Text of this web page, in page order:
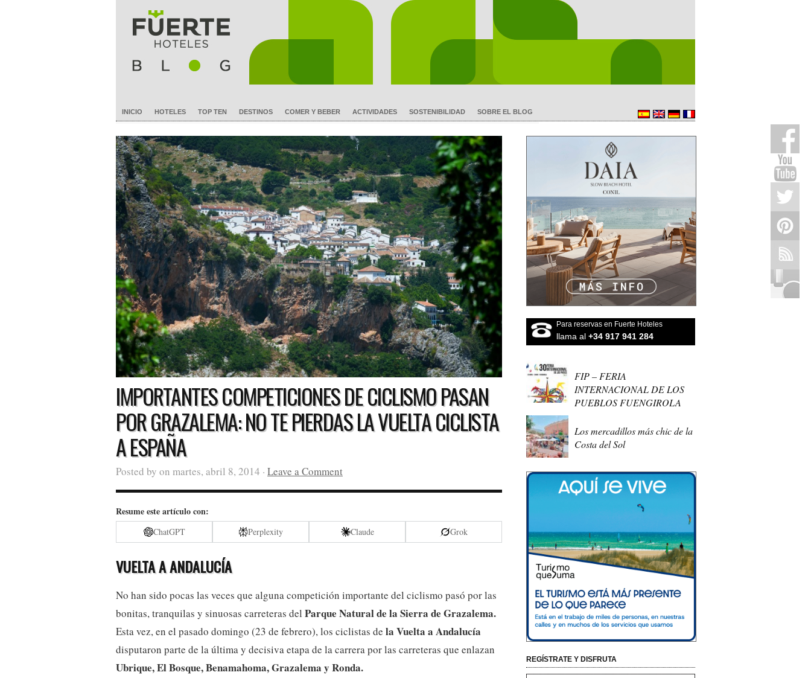
INICIO HOTELES TOP TEN DESTINOS COMER Y BEBER ACTIVIDADES SOSTENIBILIDAD SOBRE EL BLOG
IMPORTANTES COMPETICIONES DE CICLISMO PASAN
POR GRAZALEMA: NO TE PIERDAS LA VUELTA CICLISTA
A ESPAÑA
Posted by on martes, abril 8, 2014 · Leave a Comment
Resume este artículo con:
ChatGPT Perplexity Claude Grok
VUELTA A ANDALUCÍA
No han sido pocas las veces que alguna competición importante del ciclismo pasó por las
bonitas, tranquilas y sinuosas carreteras del Parque Natural de la Sierra de Grazalema.
Esta vez, en el pasado domingo (23 de febrero), los ciclistas de la Vuelta a Andalucía
disputaron parte de la última y decisiva etapa de la carrera por las carreteras que enlazan
Ubrique, El Bosque, Benamahoma, Grazalema y Ronda.
Para reservas en Fuerte Hoteles
llama al +34 917 941 284
FIP – FERIA
INTERNACIONAL DE LOS
PUEBLOS FUENGIROLA
Los mercadillos más chic de la
Costa del Sol
REGÍSTRATE Y DISFRUTA